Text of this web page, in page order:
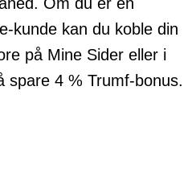
kunde kan du koble din
på Mine Sider eller i
spare 4 % Trumf-bonus.